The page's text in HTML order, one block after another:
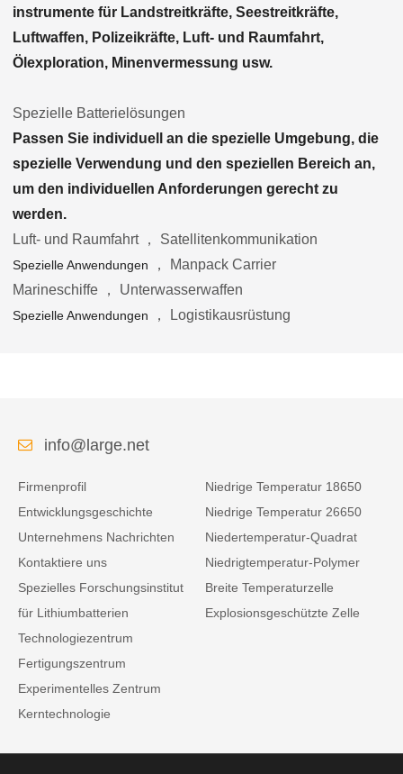
instrumente für Landstreitkräfte, Seestreitkräfte,
Luftwaffen, Polizeikräfte, Luft- und Raumfahrt,
Ölexploration, Minenvermessung usw.
Spezielle Batterielösungen
Passen Sie individuell an die spezielle Umgebung, die
spezielle Verwendung und den speziellen Bereich an,
um den individuellen Anforderungen gerecht zu
werden.
Luft- und Raumfahrt ， Satellitenkommunikation
Spezielle Anwendungen ， Manpack Carrier
Marineschiffe ， Unterwasserwaffen
Spezielle Anwendungen ， Logistikausrüstung
info@large.net
Firmenprofil
Entwicklungsgeschichte
Unternehmens Nachrichten
Kontaktiere uns
Spezielles Forschungsinstitut
für Lithiumbatterien
Technologiezentrum
Fertigungszentrum
Experimentelles Zentrum
Kerntechnologie
Niedrige Temperatur 18650
Niedrige Temperatur 26650
Niedertemperatur-Quadrat
Niedrigtemperatur-Polymer
Breite Temperaturzelle
Explosionsgeschützte Zelle